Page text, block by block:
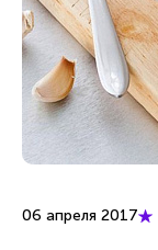
06 апреля 2017